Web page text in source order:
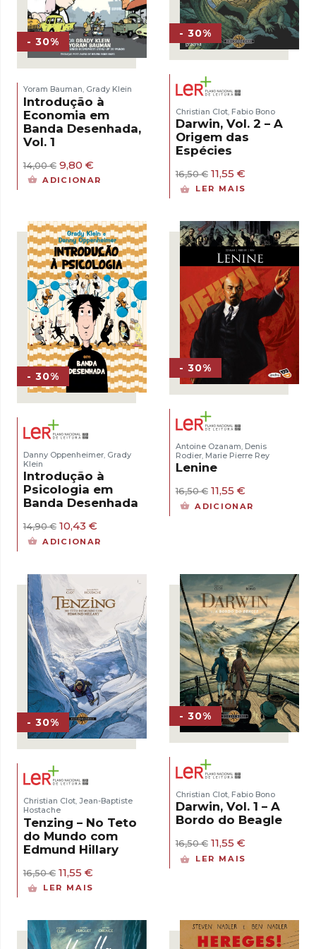
- 30%
Yoram Bauman, Grady Klein
Introdução à
Economia em
Banda Desenhada,
Vol. 1
14,00€ O
preço
9,80 €
preço
ADICIONAR
- 30%
Christian Clot Fabio Bono
Darwin, Vol. 2 – A
Origem das
Espécies
16,50€ O
preço
16,50 €.
11,55 €
11,55 €.
LER MAIS
- 30%
Danny Oppenheimer Grady
Klein
Introdução à
Psicologia em
Banda Desenhada
14,90€ O
preço
original
14,90 €.
10,43 €
preço
atual
10,43 €.
ADICIONAR
- 30%
Antoine Ozanam Denis
Rodier Marie Pierre Rey
Lenine
16,50€ O
preço
original
11,55 €
preço
atual
ADICIONAR
- 30%
Christian Clot, Jean-Baptiste
Hostache
Tenzing – No Teto
do Mundo com
Edmund Hillary
16,50€ O
preço
16,50 €.
11,55 €
11,55 €.
LER MAIS
- 30%
Christian Clot Fabio Bono
Darwin, Vol. 1 – A
Bordo do Beagle
16,50€ O
preço
original
11,55 €
LER MAIS